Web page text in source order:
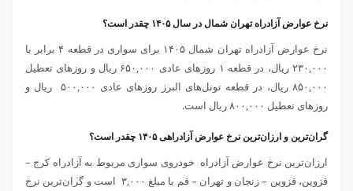
نرخ عوارض آزادراه تهران شمال در سال ۱۴۰۵ چقدر است؟
نرخ عوارض آزادراه تهران شمال ۱۴۰۵ برای سواری در قطعه ۴ برابر با
۲۳۰,۰۰۰ ریال، در قطعه ۱ روزهای عادی ۶۵۰,۰۰۰ ریال و روزهای تعطیل
۸۵۰,۰۰۰ ریال، در قطعه تونل‌های البرز روزهای عادی ۵۰۰,۰۰۰ ریال و
روزهای تعطیل ۸۰۰,۰۰۰ ریال است.
گران‌ترین و ارزان‌ترین نرخ عوارض آزادراهی ۱۴۰۵ چقدر است؟
ارزان‌ترین نرخ عوارض آزادراه خودروی سواری مربوط به آزادراه کرج –
قزوین، قزوین – زنجان و تهران – قم با مبلغ ۳,۰۰۰ است و گران‌ترین نرخ